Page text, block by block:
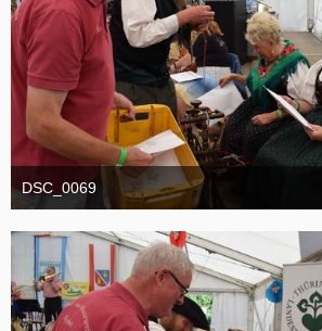
DSC_0069
1. September 2025